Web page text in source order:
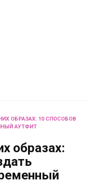
ОБРАЗАХ: 10 СПОСОБОВ
АУТФИТ
образах: